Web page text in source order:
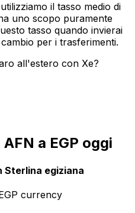
il tasso medio di
uno scopo puramente
tasso quando invierai
per i trasferimenti.
all'estero con Xe?
a EGP oggi
Sterlina egiziana
currency